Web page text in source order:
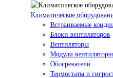
Климатичeское
Встраиваемые
Блоки вентиляторов
Вентиляторы
Модули
Обогреватели
Термостаты и